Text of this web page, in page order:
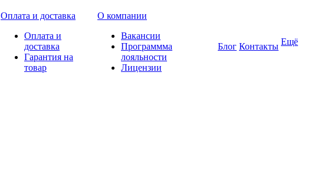
Оплата и доставка
Оплата и
доставка
Гарантия на
товар
О компании
Вакансии
Программма
лояльности
Лицензии
Блог Контакты Ещё